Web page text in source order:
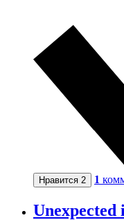
Нравится 2 1
Unexpected